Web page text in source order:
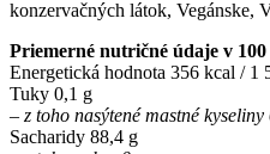
konzervačných látok, Vegánske,
Priemerné nutričné údaje v 100
Energetická hodnota 356 kcal / 1
Tuky 0,1 g
– z toho nasýtené mastné kyseliny
Sacharidy 88,4 g